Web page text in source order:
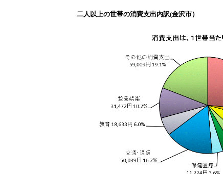
二人以上の世帯の消費支出内訳(金沢市）